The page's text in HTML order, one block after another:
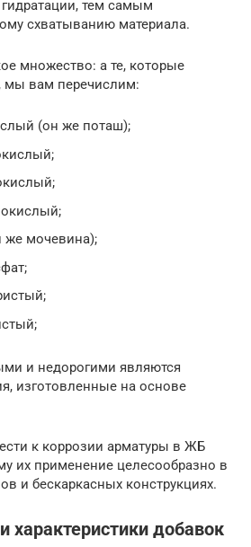
тем самым
схватыванию материала.
множество: а те, которые
мы вам перечислим:
(он же поташ);
же мочевина);
и недорогими являются
изготовленные на основе
к коррозии арматуры в ЖБ
их применение целесообразно в
и бескаркасных конструкциях.
характеристики добавок